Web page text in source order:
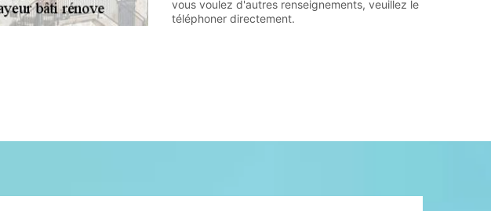
vous voulez d'autres renseignements, veuillez le
téléphoner directement.